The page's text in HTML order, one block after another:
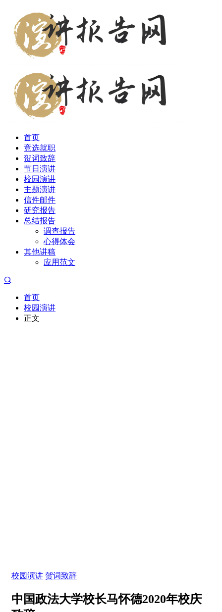
首页
竞选就职
贺词致辞
节日演讲
校园演讲
主题演讲
信件邮件
研究报告
总结报告
调查报告
心得体会
其他讲稿
应用范文
首页
校园演讲
正文
校园演讲 贺词致辞
中国政法大学校长马怀德2020年校庆